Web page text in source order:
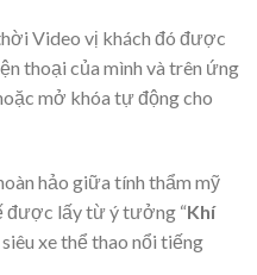
Video vị khách đó được
thoại của mình và trên ứng
mở khóa tự động cho
hảo giữa tính thẩm mỹ
được lấy từ ý tưởng “Khí
xe thể thao nổi tiếng